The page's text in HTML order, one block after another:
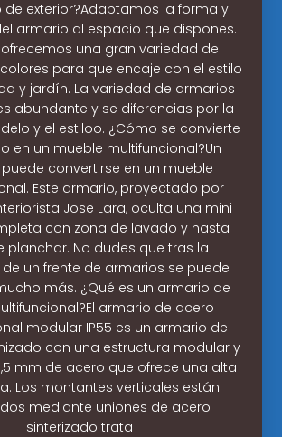
de exterior?Adaptamos la forma y
armario al espacio que dispones.
una gran variedad de
para que encaje con el estilo
y jardín. La variedad de armarios
abundante y se diferencias por la
y el estiloo. ¿Cómo se convierte
en un mueble multifuncional?Un
convertirse en un mueble
Este armario, proyectado por
Jose Lara, oculta una mini
con zona de lavado y hasta
planchar. No dudes que tras la
un frente de armarios se puede
más. ¿Qué es un armario de
armario de acero
modular IP55 es un armario de
con una estructura modular y
mm de acero que ofrece una alta
Los montantes verticales están
mediante uniones de acero
sinterizado trata